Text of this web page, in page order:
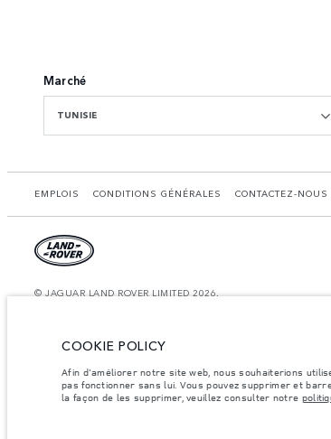
Marché
TUNISIE
EMPLOIS CONDITIONS GÉNÉRALES CONTACTEZ-NOUS
© JAGUAR LAND ROVER LIMITED 2026.
Les chiff res fournis proviennent de tests officiels effectués par
informations sur la disponibilité et les prix.
Les poids indiqués correspondent à des spécifications de
COOKIE POLICY
Afin d'améliorer notre site web, nous souhaiterions
pas fonctionner sans lui. Vous pouvez supprimer et
la façon de les supprimer, veuillez consulter notre